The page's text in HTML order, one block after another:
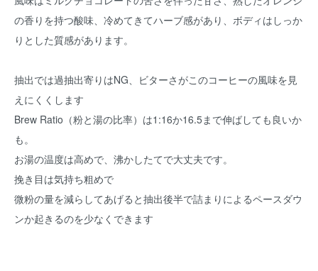
の香りを持つ酸味、冷めてきてハーブ感があり、ボディはしっか
りとした質感があります。
抽出では過抽出寄りはNG、ビターさがこのコーヒーの風味を見
えにくくします
Brew Ratio（粉と湯の比率）は1:16か16.5まで伸ばしても良いか
も。
お湯の温度は高めで、沸かしたてで大丈夫です。
挽き目は気持ち粗めで
微粉の量を減らしてあげると抽出後半で詰まりによるペースダウ
ンか起きるのを少なくできます